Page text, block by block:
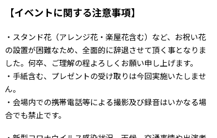
【イベントに関する注意事項】
・スタンド花（アレンジ花・楽屋花含む）など、お祝い花
の設置が困難なため、全面的に辞退させて頂く事となりま
した。何卒、ご理解の程よろしくお願い申し上げます。
・手紙含む、プレゼントの受け取りは今回実施いたしませ
ん。
・会場内での携帯電話等による撮影及び録音はいかなる場
合でも禁止です。